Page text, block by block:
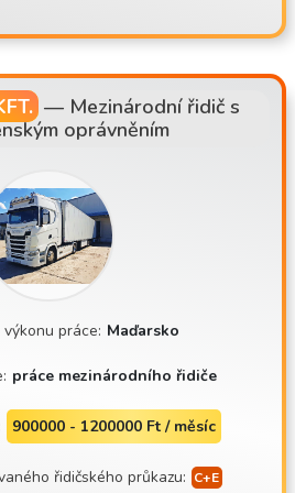
— Mezinárodní řidič s
oprávněním
práce: Maďarsko
práce mezinárodního řidiče
900000 - 1200000 Ft / měsíc
řidičského průkazu: